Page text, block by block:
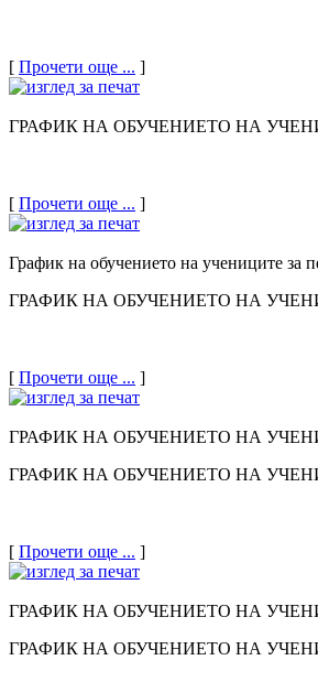
[ Прочети още ... ]
ГРАФИК НА ОБУЧЕНИЕТО НА
[ Прочети още ... ]
График на обучението на учениците за
ГРАФИК НА ОБУЧЕНИЕТО НА
[ Прочети още ... ]
ГРАФИК НА ОБУЧЕНИЕТО НА
ГРАФИК НА ОБУЧЕНИЕТО НА
[ Прочети още ... ]
ГРАФИК НА ОБУЧЕНИЕТО НА
ГРАФИК НА ОБУЧЕНИЕТО НА